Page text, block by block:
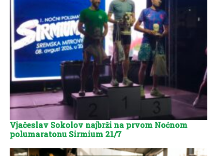
Vjačeslav Sokolov najbrži na prvom Noćnom
polumaratonu Sirmium 21/7